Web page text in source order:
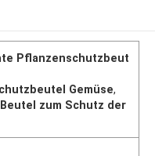
Pflanzenschutzbeut
Gemüse,
zum Schutz der